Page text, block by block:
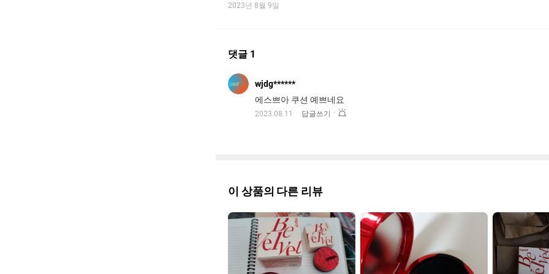
2023년 8월 9일
댓글 1
wjdg******
에스쁘아 쿠션 예쁘네요
2023.08.11 답글쓰기
신
고
이 상품의 다른 리뷰